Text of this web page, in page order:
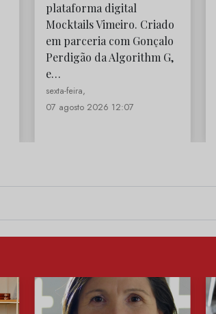
plataforma digital
Mocktails Vimeiro. Criado
em parceria com Gonçalo
Perdigão da Algorithm G,
e…
sexta-feira,
07 agosto 2026 12:07